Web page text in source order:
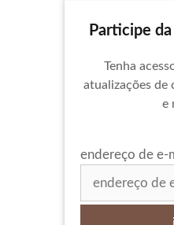
Participe
Tenha
atualizações de
e
endereço de e-